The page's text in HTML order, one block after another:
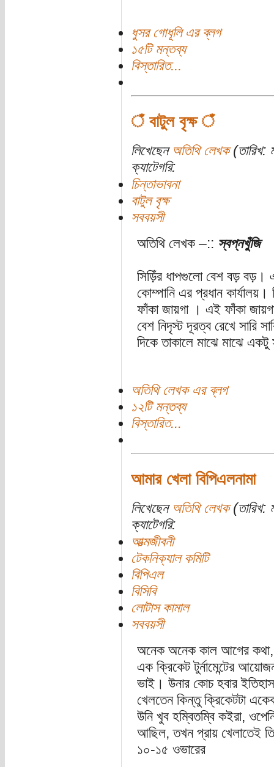
ধুসর গোধূলি এর ব্লগ
১৫টি মন্তব্য
বিস্তারিত...
ঁ বাটুল বৃক্ষ ঁ
লিখেছেন অতিথি লেখক(তারিখ:
ক্যাটেগরি:
চিন্তাভাবনা
বাটুল বৃক্ষ
সববয়সী
অতিথি লেখক –:: স্বপ্নখুঁজি
সিড়িঁর ধাপগুলো বেশ বড় বড়।
কোম্পানি এর প্রধান
ফাঁকা জায়গা । এই ফাঁকা
বেশ নিদৃস্ট দূরত্ব রেখে সারি
দিকে তাকালে মাঝে মাঝে
অতিথি লেখক এর ব্লগ
১২টি মন্তব্য
বিস্তারিত...
আমার খেলা বিপিএলনামা
লিখেছেন অতিথি লেখক(তারিখ:
ক্যাটেগরি:
আত্মজীবনী
টেকনিক্যাল কমিটি
বিপিএল
বিসিবি
লোটাস কামাল
সববয়সী
অনেক অনেক কাল আগের কথা,
এক ক্রিকেট টুর্নামেন্টের
ভাই। উনার কোচ হবার
খেলতেন কিন্তু ক্রিকেটটা
উনি খুব হম্বিতম্বি কইরা,
আছিল, তখন প্রায় খেলাতেই
১০-১৫ ওভারের